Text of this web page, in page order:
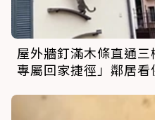
屋外牆釘滿木條直通
專屬回家捷徑」鄰居看